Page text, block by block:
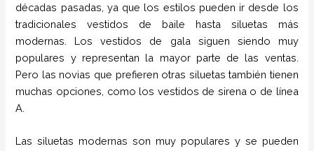
décadas pasadas, ya que los estilos pueden ir desde los
tradicionales vestidos de baile hasta siluetas más
modernas. Los vestidos de gala siguen siendo muy
populares y representan la mayor parte de las ventas.
Pero las novias que prefieren otras siluetas también tienen
muchas opciones, como los vestidos de sirena o de línea
A.
Las siluetas modernas son muy populares y se pueden